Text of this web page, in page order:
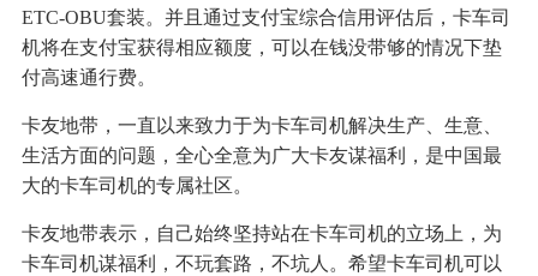
ETC-OBU套装。并且通过支付宝综合信用评估后，卡车司
机将在支付宝获得相应额度，可以在钱没带够的情况下垫
付高速通行费。
卡友地带，一直以来致力于为卡车司机解决生产、生意、
生活方面的问题，全心全意为广大卡友谋福利，是中国最
大的卡车司机的专属社区。
卡友地带表示，自己始终坚持站在卡车司机的立场上，为
卡车司机谋福利，不玩套路，不坑人。希望卡车司机可以